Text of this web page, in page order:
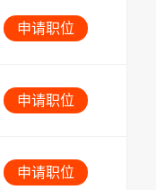
申请职位
申请职位
申请职位